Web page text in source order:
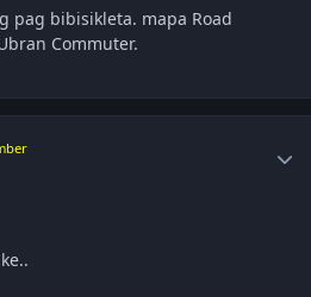
pag bibisikleta. mapa Road
Commuter.